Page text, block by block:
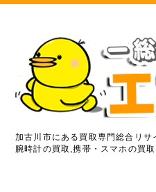
加古川市にある買取専門総合リ
腕時計の買取,携帯・スマホの買